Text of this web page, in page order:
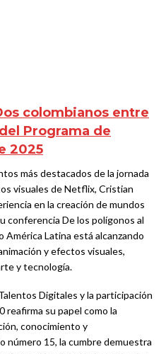
colombianos entre
Programa de
2025
más destacados de la jornada
visuales de Netflix, Cristian
en la creación de mundos
conferencia De los polígonos al
América Latina está alcanzando
y efectos visuales,
y tecnología.
Digitales y la participación
reafirma su papel como la
conocimiento y
número 15, la cumbre demuestra